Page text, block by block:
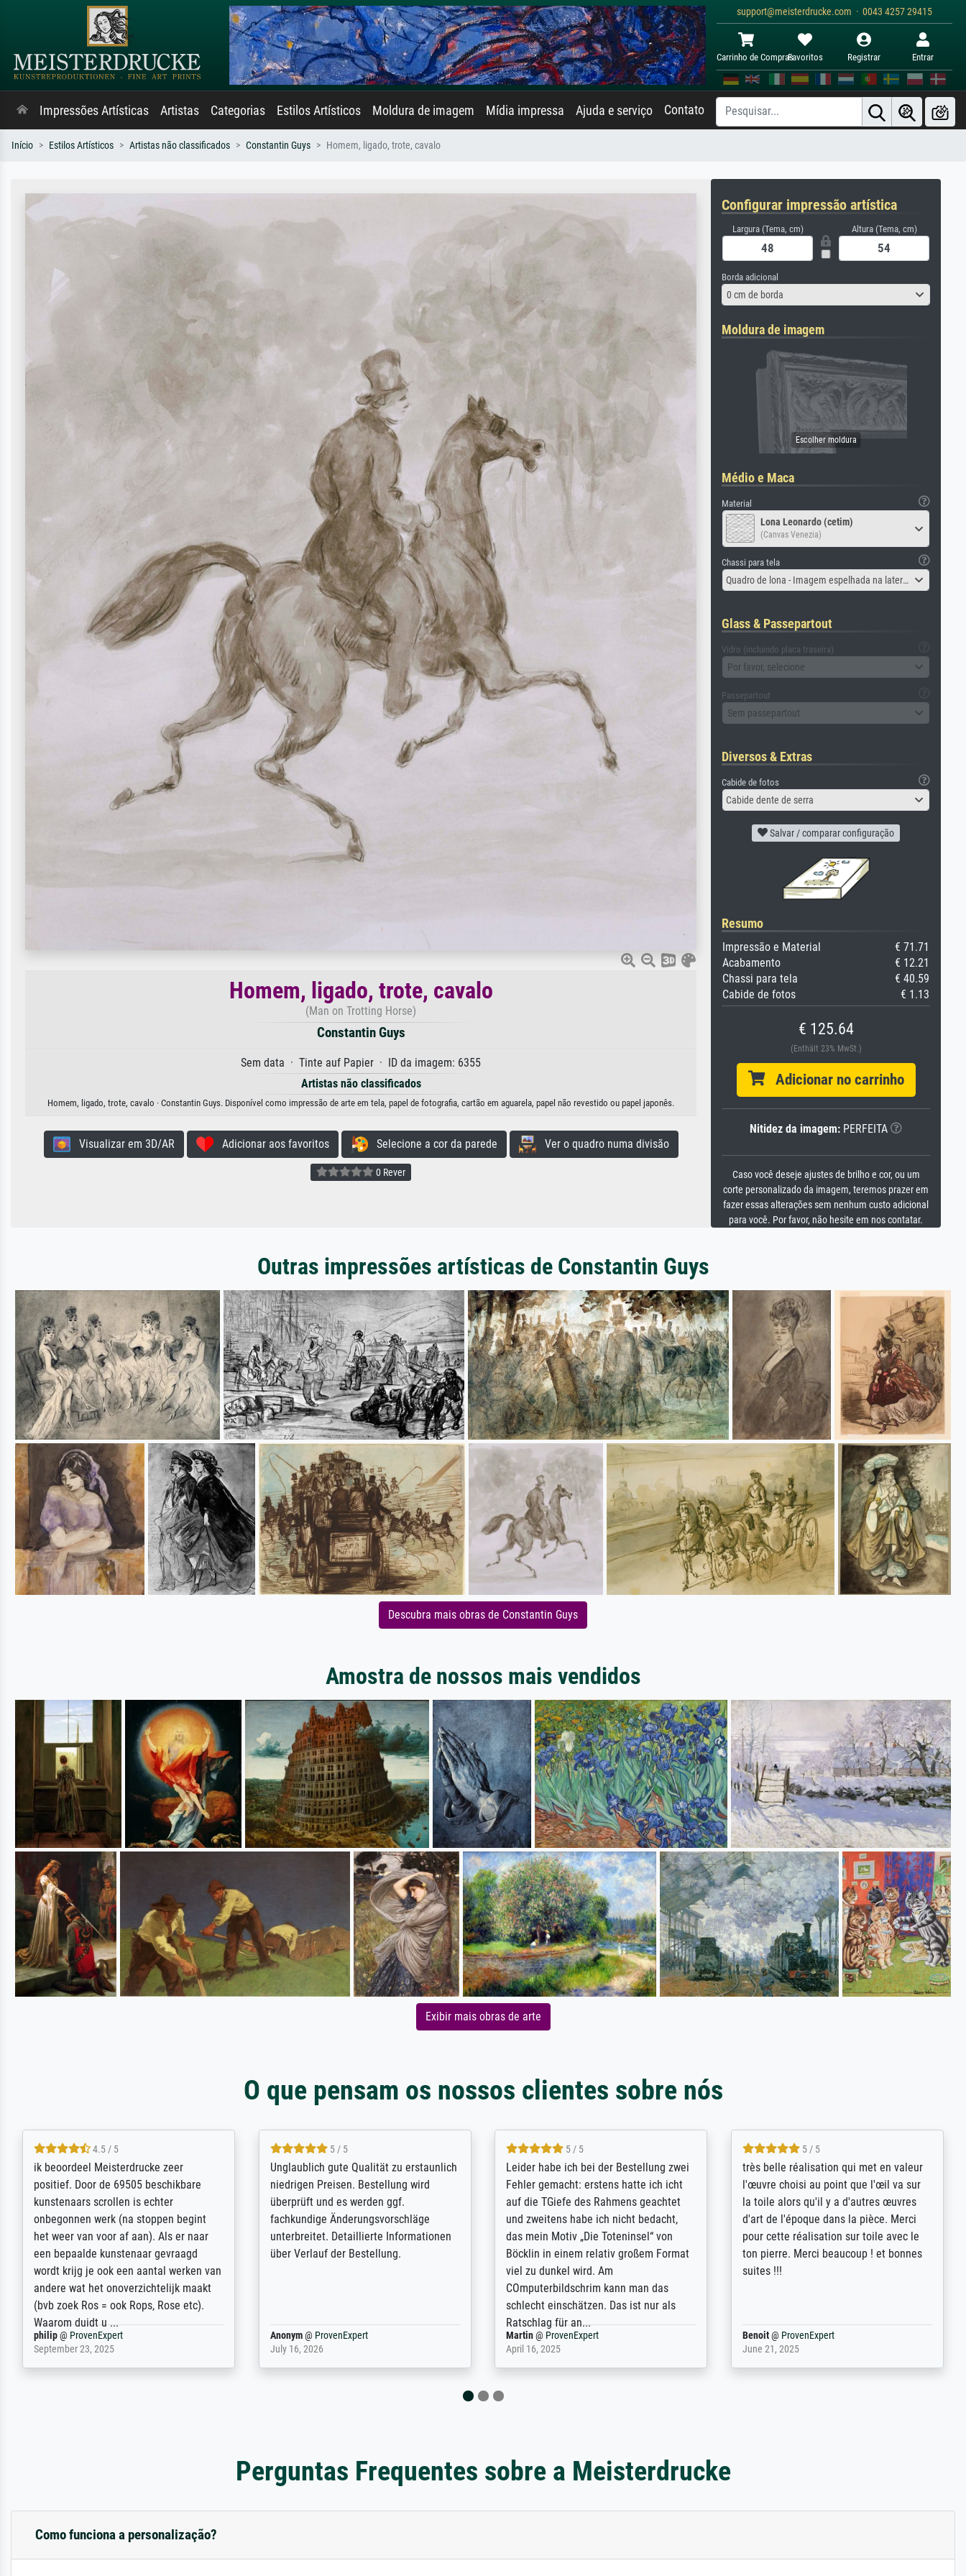
support@meisterdrucke.com · 0043 4257 29415
Carrinho de ComprasFavoritos Registrar Entrar
Impressões Artísticas Artistas Categorias Estilos Artísticos Moldura de imagem Mídia impressa Ajuda e serviço Contato
Início Estilos Artísticos Artistas não classificados Constantin Guys Homem, ligado, trote, cavalo
Homem, ligado, trote, cavalo
(Man on Trotting Horse)
Constantin Guys
Sem data · Tinte auf Papier · ID da imagem: 6355
Artistas não classificados
Homem, ligado, trote, cavalo · Constantin Guys. Disponível como impressão de arte em tela, papel de fotografia, cartão em aguarela, papel não revestido ou papel japonês.
Visualizar em 3D/AR Adicionar aos favoritos Selecione a cor da parede Ver o quadro numa divisão
0 Rever
Configurar impressão artística
Largura (Tema, cm) Altura (Tema, cm)
Borda adicional
0 cm de borda
Moldura de imagem
Médio e Maca
Material
Lona Leonardo (cetim)
(Canvas Venezia)
Chassi para tela
Quadro de lona - Imagem espelhada na lateral
Glass & Passepartout
Vidro (incluindo placa traseira)
Por favor, selecione
Passepartout
Sem passepartout
Diversos & Extras
Cabide de fotos
Cabide dente de serra
Salvar / comparar configuração
Resumo
Impressão e Material
€ 71.71
Acabamento
€ 12.21
Chassi para tela
€ 40.59
Cabide de fotos
€ 1.13
€ 125.64
(Enthält 23% MwSt.)
Adicionar no carrinho
Nitidez da imagem: PERFEITA
Caso você deseje ajustes de brilho e cor, ou um
corte personalizado da imagem, teremos prazer em
fazer essas alterações sem nenhum custo adicional
para você. Por favor, não hesite em nos contatar.
Outras impressões artísticas de Constantin Guys
Descubra mais obras de Constantin Guys
Amostra de nossos mais vendidos
Exibir mais obras de arte
O que pensam os nossos clientes sobre nós
5 / 5
Die Zufriedenheit ist auch nicht dadurch
getrübt, dass das Bild entgegen einer
angegebenen Lieferanschrift (sollte
eine Überraschung für die normannische
Ehefrau sein zum Hochzeits- gleichzeitig
auch Geburtstag sein) doch nach zu
Hause zugestellt wurde.
Jürgen@ProvenExpert
April 22, 2026
5 / 5
Excellent / Highly recommended. The
selection, ordering and payment process
were easy, shipping was efficient and
the item itself exceeds expectations. I
am based in the UK and found the site
searching for a specific print - I am very
SJL@ProvenExpert
December 2, 2025
5 / 5
The team at Meisterdrucke strives to
meet its clients demands, and provides
expert advice on how to obtain the best
results for the prints requested by the
client. The company has a vast
repertoire of prints to choose from, and
will provide excellent service also with
regards to prints which are not in that
repertoire. Highly recommended!
Anonym@ProvenExpert
April 22, 2026
5 / 5
eine große Auswahl an Bildern und
deren Reproduktionsmöglichkeiten;
wurde sehr gut durch die einzelnen
Bestellkriterien geführt, verständliche
Erklärungen, z.B. mit Bilddarstellungen,
werde auf jeden Fall meine guten
Erfahrungen weitergeben.
Anonym@ProvenExpert
May 13, 2026
Perguntas Frequentes sobre a Meisterdrucke
Como funciona a personalização?